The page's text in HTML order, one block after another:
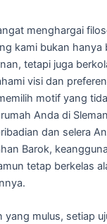
menghargai
kami bukan hanya
tetapi juga
visi dan
motif yang
Anda di
dan selera
Barok,
tetap berkelas
yang mulus, setiap